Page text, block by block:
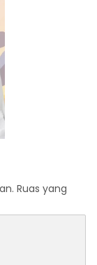
Ruas yang